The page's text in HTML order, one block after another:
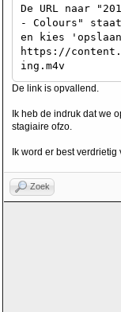
De URL naar
- Colours"
en kies
https://
ing.m4v
De link is opvallend.
Ik heb de indruk dat we
stagiaire ofzo.
Ik word er best verdrietig
Zoek